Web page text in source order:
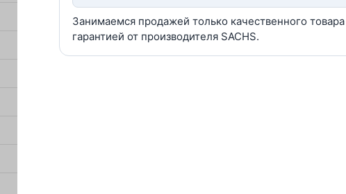
Занимаемся продажей только качественного товара
гарантией от производителя SACHS.